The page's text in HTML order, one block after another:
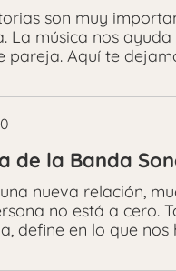
son muy
La música nos
pareja. Aquí te
de la Banda
nueva relación,
no está a cero.
define en lo que nos